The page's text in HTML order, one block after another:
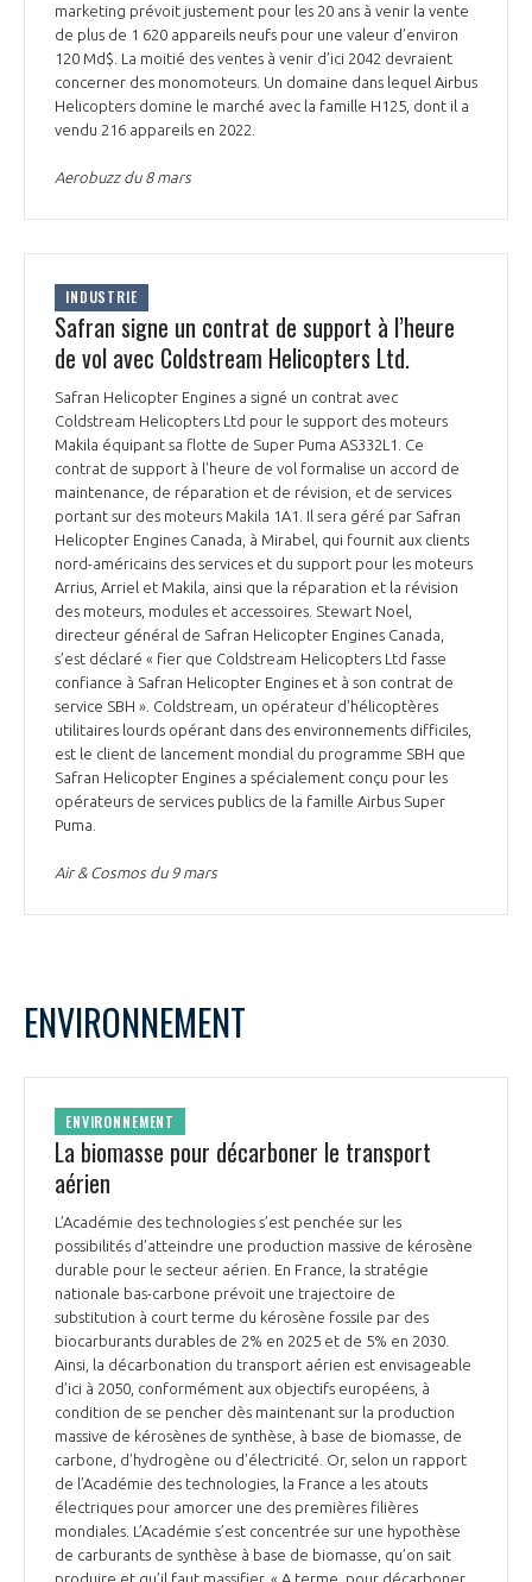
marketing prévoit justement pour les 20 ans à venir la vente
de plus de 1 620 appareils neufs pour une valeur d’environ
120 Md$. La moitié des ventes à venir d’ici 2042 devraient
concerner des monomoteurs. Un domaine dans lequel Airbus
Helicopters domine le marché avec la famille H125, dont il a
vendu 216 appareils en 2022.
Aerobuzz du 8 mars
INDUSTRIE
Safran signe un contrat de support à l’heure
de vol avec Coldstream Helicopters Ltd.
Safran Helicopter Engines a signé un contrat avec
Coldstream Helicopters Ltd pour le support des moteurs
Makila équipant sa flotte de Super Puma AS332L1. Ce
contrat de support à l'heure de vol formalise un accord de
maintenance, de réparation et de révision, et de services
portant sur des moteurs Makila 1A1. Il sera géré par Safran
Helicopter Engines Canada, à Mirabel, qui fournit aux clients
nord-américains des services et du support pour les moteurs
Arrius, Arriel et Makila, ainsi que la réparation et la révision
des moteurs, modules et accessoires. Stewart Noel,
directeur général de Safran Helicopter Engines Canada,
s’est déclaré « fier que Coldstream Helicopters Ltd fasse
confiance à Safran Helicopter Engines et à son contrat de
service SBH ». Coldstream, un opérateur d'hélicoptères
utilitaires lourds opérant dans des environnements difficiles,
est le client de lancement mondial du programme SBH que
Safran Helicopter Engines a spécialement conçu pour les
opérateurs de services publics de la famille Airbus Super
Puma.
Air & Cosmos du 9 mars
ENVIRONNEMENT
ENVIRONNEMENT
La biomasse pour décarboner le transport
aérien
L’Académie des technologies s’est penchée sur les
possibilités d’atteindre une production massive de kérosène
durable pour le secteur aérien. En France, la stratégie
nationale bas-carbone prévoit une trajectoire de
substitution à court terme du kérosène fossile par des
biocarburants durables de 2% en 2025 et de 5% en 2030.
Ainsi, la décarbonation du transport aérien est envisageable
d’ici à 2050, conformément aux objectifs européens, à
condition de se pencher dès maintenant sur la production
massive de kérosènes de synthèse, à base de biomasse, de
carbone, d’hydrogène ou d'électricité. Or, selon un rapport
de l’Académie des technologies, la France a les atouts
électriques pour amorcer une des premières filières
mondiales. L’Académie s’est concentrée sur une hypothèse
de carburants de synthèse à base de biomasse, qu’on sait
produire et qu’il faut massifier. « A terme, pour décarboner